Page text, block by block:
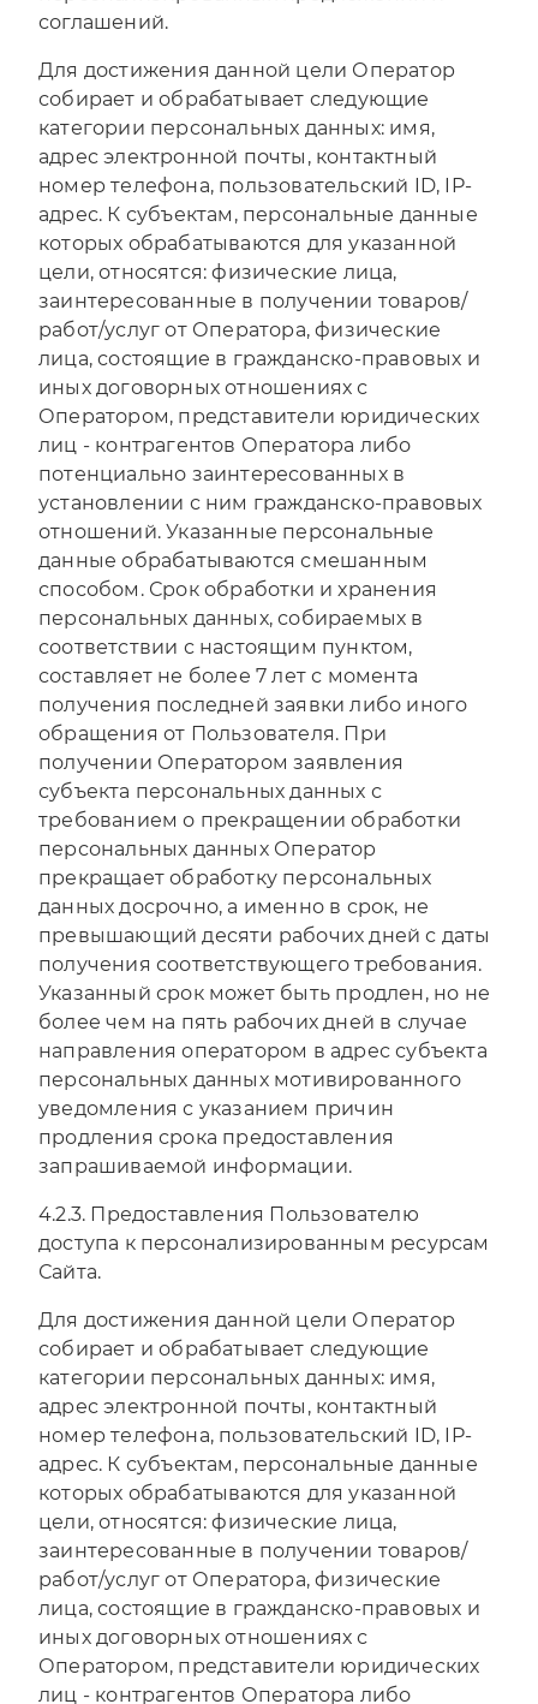
соглашений.
Для достижения данной цели Оператор
собирает и обрабатывает следующие
категории персональных данных: имя,
адрес электронной почты, контактный
номер телефона, пользовательский ID, IP-
адрес. К субъектам, персональные данные
которых обрабатываются для указанной
цели, относятся: физические лица,
заинтересованные в получении товаров/
работ/услуг от Оператора, физические
лица, состоящие в гражданско-правовых и
иных договорных отношениях с
Оператором, представители юридических
лиц - контрагентов Оператора либо
потенциально заинтересованных в
установлении с ним гражданско-правовых
отношений. Указанные персональные
данные обрабатываются смешанным
способом. Срок обработки и хранения
персональных данных, собираемых в
соответствии с настоящим пунктом,
составляет не более 7 лет с момента
получения последней заявки либо иного
обращения от Пользователя. При
получении Оператором заявления
субъекта персональных данных с
требованием о прекращении обработки
персональных данных Оператор
прекращает обработку персональных
данных досрочно, а именно в срок, не
превышающий десяти рабочих дней с даты
получения соответствующего требования.
Указанный срок может быть продлен, но не
более чем на пять рабочих дней в случае
направления оператором в адрес субъекта
персональных данных мотивированного
уведомления с указанием причин
продления срока предоставления
запрашиваемой информации.
4.2.3. Предоставления Пользователю
доступа к персонализированным ресурсам
Сайта.
Для достижения данной цели Оператор
собирает и обрабатывает следующие
категории персональных данных: имя,
адрес электронной почты, контактный
номер телефона, пользовательский ID, IP-
адрес. К субъектам, персональные данные
которых обрабатываются для указанной
цели, относятся: физические лица,
заинтересованные в получении товаров/
работ/услуг от Оператора, физические
лица, состоящие в гражданско-правовых и
иных договорных отношениях с
Оператором, представители юридических
лиц - контрагентов Оператора либо